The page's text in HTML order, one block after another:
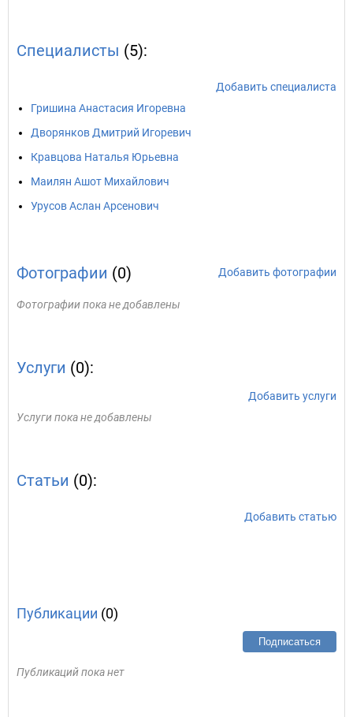
Специалисты (5):
Добавить специалиста
Гришина Анастасия Игоревна
Дворянков Дмитрий Игоревич
Кравцова Наталья Юрьевна
Маилян Ашот Михайлович
Урусов Аслан Арсенович
Фотографии (0) Добавить фотографии
Фотографии пока не добавлены
Услуги (0):
Добавить услуги
Услуги пока не добавлены
Статьи (0):
Добавить статью
Публикации (0)
Подписаться
Публикаций пока нет